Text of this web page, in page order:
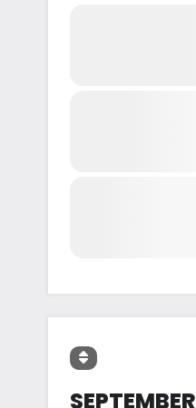
SEPTEMBER